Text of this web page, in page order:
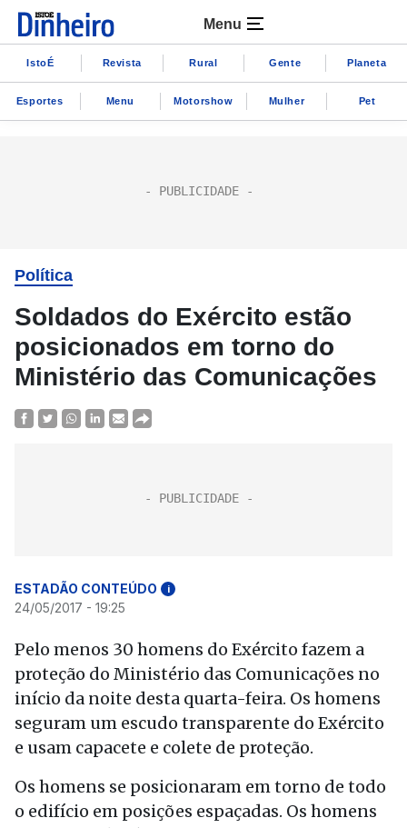
Menu
IstoÉ Revista Rural Gente Planeta
Esportes Menu Motorshow Mulher Pet
Política
Soldados do Exército estão
posicionados em torno do
Ministério das Comunicações
ESTADÃO CONTEÚDO i
24/05/2017 - 19:25
Pelo menos 30 homens do Exército fazem a
proteção do Ministério das Comunicações no
início da noite desta quarta-feira. Os homens
seguram um escudo transparente do Exército
e usam capacete e colete de proteção.
Os homens se posicionaram em torno de todo
o edifício em posições espaçadas. Os homens